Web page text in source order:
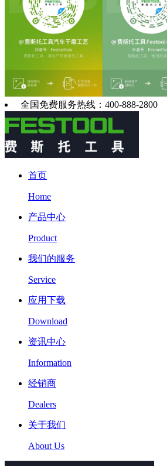
全国免费服务热线：400-888-2800
首页
Home
产品中心
Product
我们的服务
Service
应用下载
Download
资讯中心
Information
经销商
Dealers
关于我们
About Us